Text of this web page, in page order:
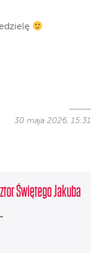
30 maja 2026, 15:31
Świętego Jakuba